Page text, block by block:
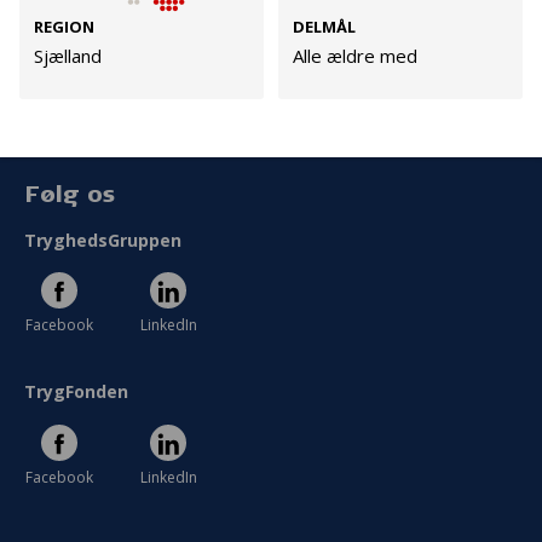
REGION
Sjælland
DELMÅL
Alle ældre med
Cookies
Persondata
Følg os
TryghedsGruppen
Facebook LinkedIn
TrygFonden
Facebook LinkedIn